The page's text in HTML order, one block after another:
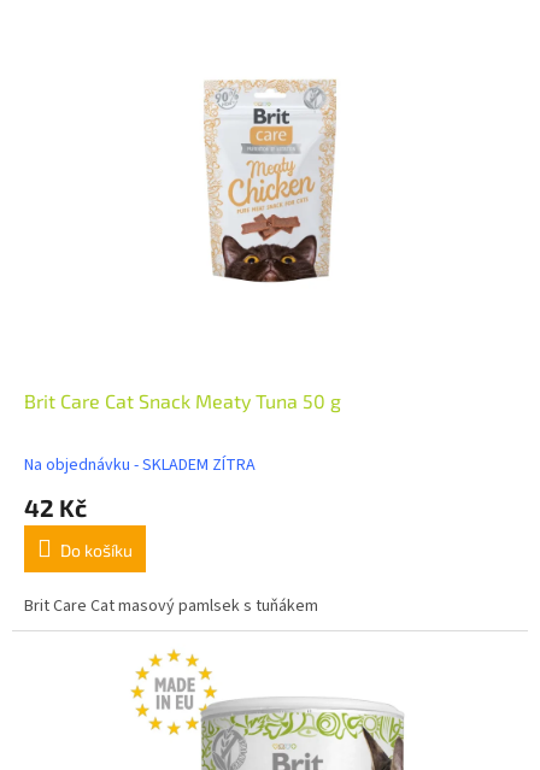
Brit Care Cat Snack Meaty Tuna 50 g
Na objednávku - SKLADEM ZÍTRA
42 Kč
Do košíku
Brit Care Cat masový pamlsek s tuňákem